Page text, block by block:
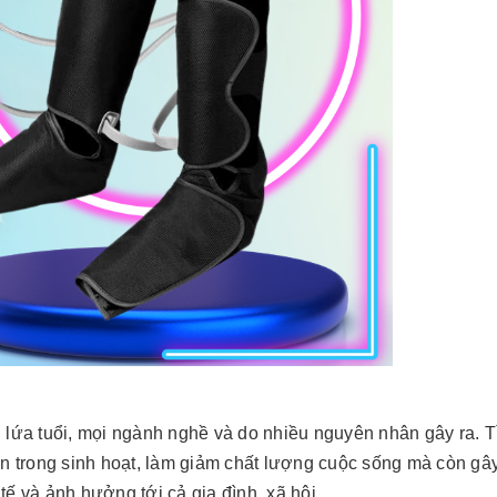
tuổi, mọi ngành nghề và do nhiều nguyên nhân gây ra.
trong sinh hoạt, làm giảm chất lượng cuộc sống mà còn